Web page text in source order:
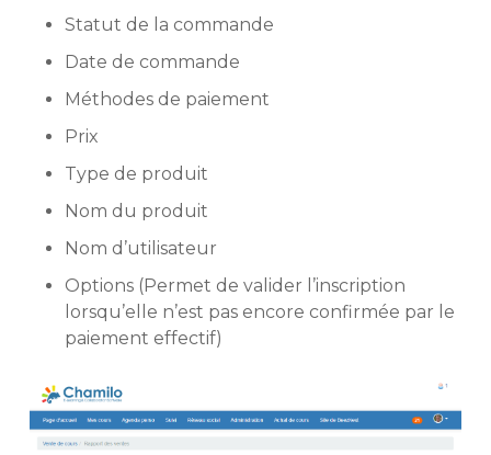
Statut de la commande
Date de commande
Méthodes de paiement
Prix
Type de produit
Nom du produit
Nom d’utilisateur
Options (Permet de valider l’inscription
lorsqu’elle n’est pas encore confirmée par le
paiement effectif)